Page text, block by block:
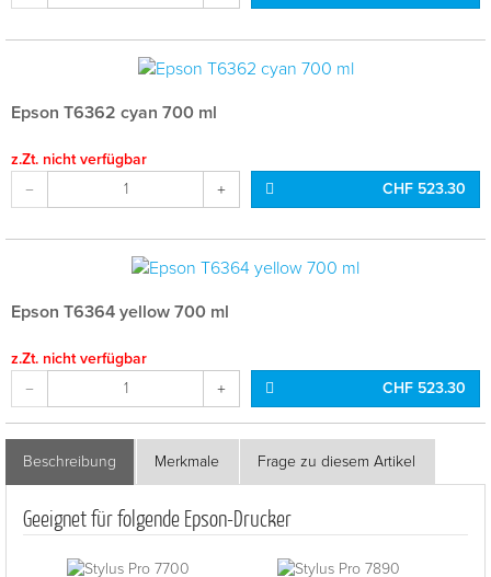
Epson T6362 cyan 700 ml
z.Zt. nicht verfügbar
CHF 523.30
Epson T6364 yellow 700 ml
z.Zt. nicht verfügbar
CHF 523.30
Beschreibung Merkmale Frage zu diesem Artikel
Geeignet für folgende Epson-Drucker